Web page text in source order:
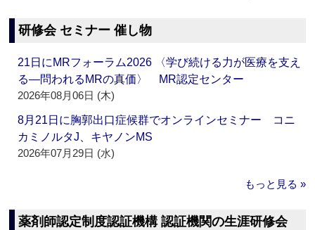
研修会 セミナー 催し物
21日にMRフォーラム2026 〈学び続ける力が医療を支え
る―問われるMRの真価〉 MR認定センター
2026年08月06日 (木)
8月21日に胸郭出口症候群でオンラインセミナー コニ
カミノルタJ、キヤノンMS
2026年07月29日 (水)
もっと見る »
薬剤師認定制度認証機構 認証機関の生涯研修会